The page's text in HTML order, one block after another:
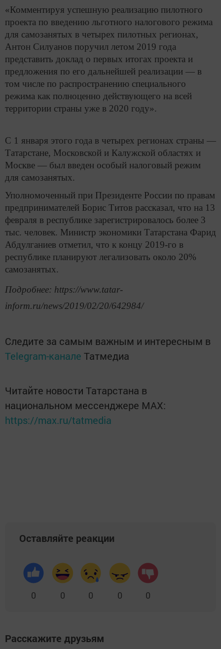
«Комментируя успешную реализацию пилотного
проекта по введению льготного налогового режима
для самозанятых в четырех пилотных регионах,
Антон Силуанов поручил летом 2019 года
представить доклад о первых итогах проекта и
предложения по его дальнейшей реализации — в
том числе по распространению специального
режима как полноценно действующего на всей
территории страны уже в 2020 году».
С 1 января этого года в четырех регионах страны —
Татарстане, Московской и Калужской областях и
Москве — был введен особый налоговый режим
для самозанятых.
Уполномоченный при Президенте России по правам
предпринимателей Борис Титов рассказал, что на 13
февраля в республике зарегистрировалось более 3
тыс. человек. Министр экономики Татарстана Фарид
Абдулганиев отметил, что к концу 2019-го в
республике планируют легализовать около 20%
самозанятых.
Подробнее: https://www.tatar-
inform.ru/news/2019/02/20/642984/
Следите за самым важным и интересным в
Telegram-канале Татмедиа
Читайте новости Татарстана в
национальном мессенджере MАХ:
https://max.ru/tatmedia
Оставляйте реакции
0 0 0 0 0
Расскажите друзьям